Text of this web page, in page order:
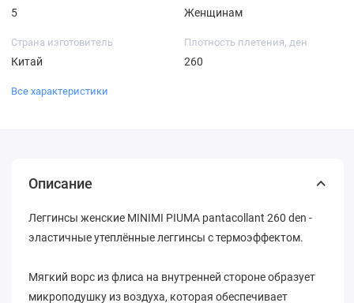
5 Женщинам
Страна изготовитель
Китай
Плотность плетения, ден
260
Все характеристики
Описание
Леггинсы женские MINIMI PIUMA pantacollant 260 den -
эластичные утеплённые леггинсы с термоэффектом.
Мягкий ворс из флиса на внутренней стороне образует
микроподушку из воздуха, которая обеспечивает